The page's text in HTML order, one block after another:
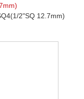
2"SQ 12.7mm)